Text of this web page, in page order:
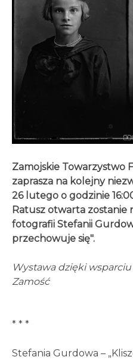
Zamojskie Towarzystwo
zaprasza na kolejny
26 lutego o godzinie
Ratusz otwarta zostanie
fotografii Stefanii
przechowuje się".
Wystawa dzięki
Zamość
* * *
Stefania Gurdowa –